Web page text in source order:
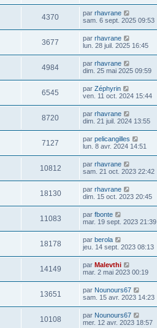
4370 par rhavrane
sam. 6 sept. 2025 09:53
3677 par rhavrane
lun. 28 juil. 2025 16:45
4984 par rhavrane
dim. 25 mai 2025 09:59
6545 par Zéphyrin
ven. 11 oct. 2024 15:44
8720 par rhavrane
dim. 21 juil. 2024 13:55
7127 par pelicangilles
lun. 8 avr. 2024 14:51
10812 par rhavrane
sam. 21 oct. 2023 22:42
18130 par rhavrane
dim. 15 oct. 2023 20:45
11083 par fbonte
mar. 19 sept. 2023 21:39
18178 par berola
jeu. 14 sept. 2023 08:13
14149 par Malevthi
mar. 2 mai 2023 00:19
13651 par Nounours67
sam. 15 avr. 2023 14:23
10108 par Nounours67
mer. 12 avr. 2023 18:57